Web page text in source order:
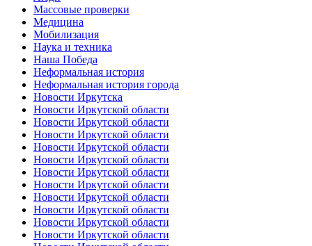
Массовые проверки
Медицина
Мобилизация
Наука и техника
Наша Победа
Неформальная история
Неформальная история города
Новости Иркутска
Новости Иркутской области
Новости Иркутской области
Новости Иркутской области
Новости Иркутской области
Новости Иркутской области
Новости Иркутской области
Новости Иркутской области
Новости Иркутской области
Новости Иркутской области
Новости Иркутской области
Новости Иркутской области